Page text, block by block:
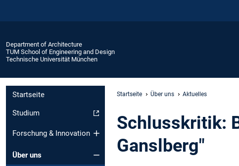
Department of Architecture
TUM School of Engineering and Design
Technische Universität München
Startseite
Studium
Forschung & Innovation
Über uns
Startseite Über uns Aktuelles
Schlusskritik:
Ganslberg"